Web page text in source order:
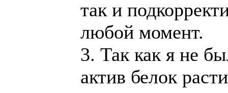
так и
любой момент.
3. Так как я не
актив белок